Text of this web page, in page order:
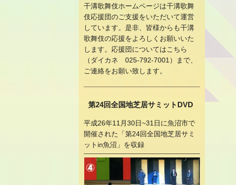
干溝歌舞伎ホームページは干溝歌舞
伎応援団のご支援をいただいて運営
しています。是非、皆様からも干溝
歌舞伎の応援をよろしくお願いいた
します。応援団についてはこちら
（ダイカネ 025-792-7001）まで、
ご連絡をお願い致します。
第24回全国地芝居サミットDVD
平成26年11月30日~31日に魚沼市で
開催された「第24回全国地芝居サミ
ットin魚沼」を収録